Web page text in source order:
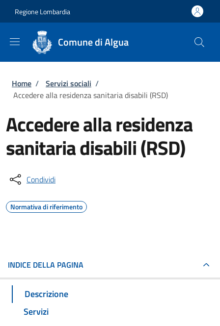
Regione Lombardia
Comune di Algua
Briciole di pane
Home / Servizi sociali /
Accedere alla residenza sanitaria disabili (RSD)
Accedere alla residenza
sanitaria disabili (RSD)
Condividi
Normativa di riferimento
INDICE DELLA PAGINA
Descrizione
Servizi